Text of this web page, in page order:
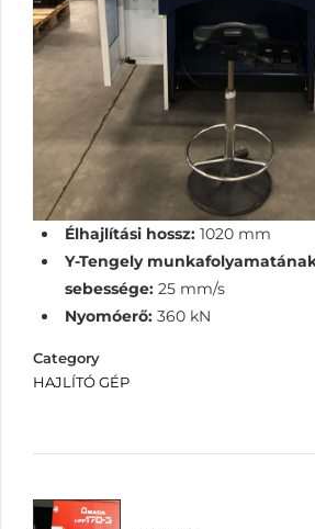
Élhajlítási hossz: 1020 mm
Y-Tengely
sebessége: 25 mm/s
Nyomóerő: 360 kN
Category
HAJLÍTÓ GÉP